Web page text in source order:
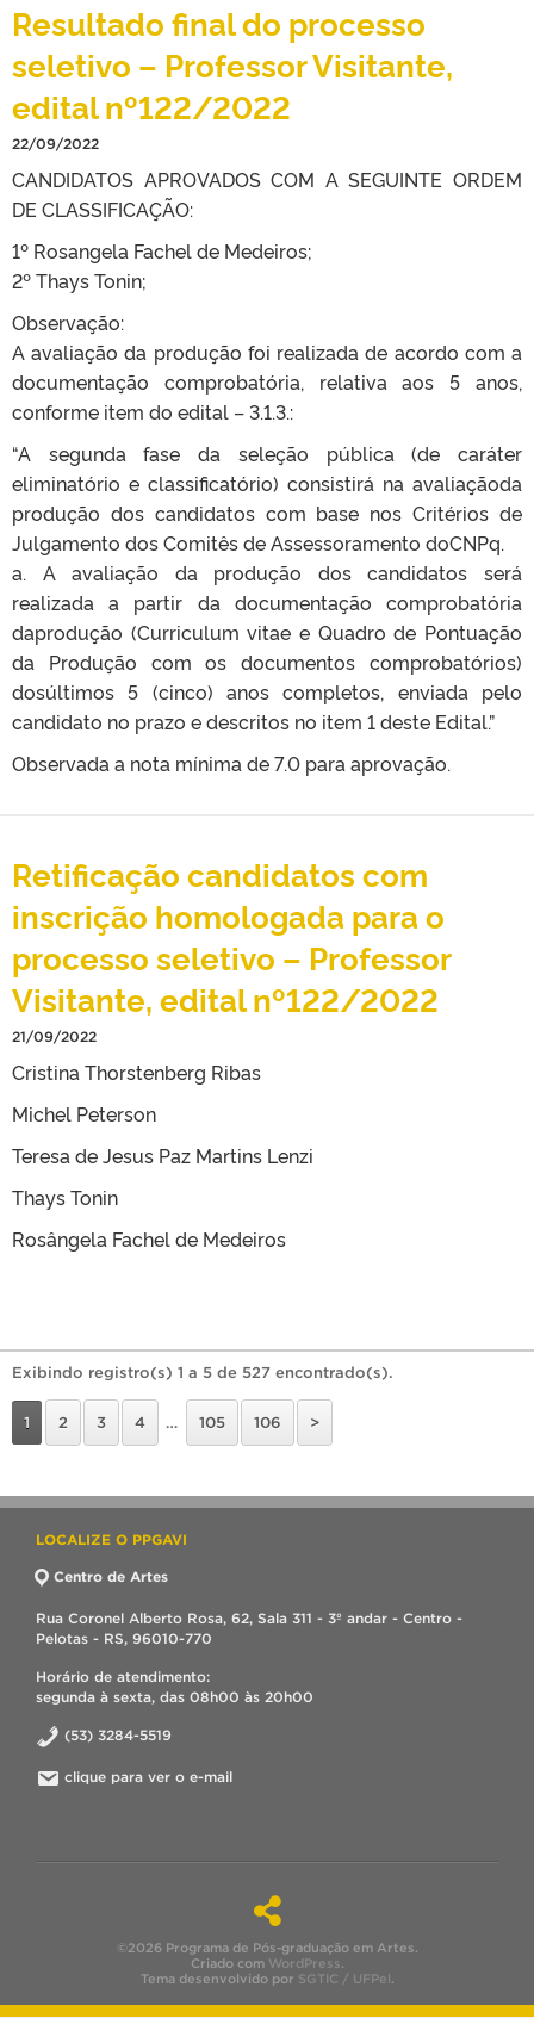
Resultado final do processo
seletivo – Professor Visitante,
edital nº122/2022
22/09/2022
CANDIDATOS APROVADOS COM A SEGUINTE ORDEM
DE CLASSIFICAÇÃO:
1º Rosangela Fachel de Medeiros;
2º Thays Tonin;
Observação:
A avaliação da produção foi realizada de acordo com a
documentação comprobatória, relativa aos 5 anos,
conforme item do edital – 3.1.3.:
“A segunda fase da seleção pública (de caráter
eliminatório e classificatório) consistirá na avaliaçãoda
produção dos candidatos com base nos Critérios de
Julgamento dos Comitês de Assessoramento doCNPq.
a. A avaliação da produção dos candidatos será
realizada a partir da documentação comprobatória
daprodução (Curriculum vitae e Quadro de Pontuação
da Produção com os documentos comprobatórios)
dosúltimos 5 (cinco) anos completos, enviada pelo
candidato no prazo e descritos no item 1 deste Edital.”
Observada a nota mínima de 7.0 para aprovação.
Retificação candidatos com
inscrição homologada para o
processo seletivo – Professor
Visitante, edital nº122/2022
21/09/2022
Cristina Thorstenberg Ribas
Michel Peterson
Teresa de Jesus Paz Martins Lenzi
Thays Tonin
Rosângela Fachel de Medeiros
Exibindo registro(s) 1 a 5 de 527 encontrado(s).
1 2 3 4 … 105 106 >
LOCALIZE O PPGAVI
Centro de Artes
Rua Coronel Alberto Rosa, 62, Sala 311 - 3º andar - Centro -
Pelotas - RS, 96010-770
Horário de atendimento:
segunda à sexta, das 08h00 às 20h00
(53) 3284-5519
clique para ver o e-mail
©2026 Programa de Pós-graduação em Artes.
Criado com WordPress.
Tema desenvolvido por SGTIC / UFPel .